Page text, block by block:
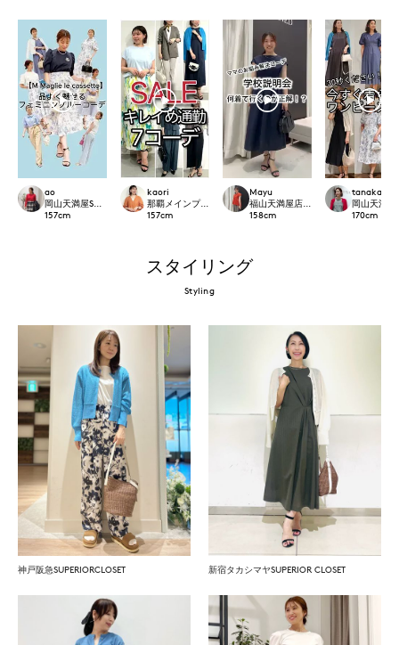
ao
岡山天満屋SUPERIORCLOSET
157cm
kaori
那覇メインプレイスI.T.'S.international
157cm
Mayu
福山天満屋店INED/7-IDconcept./
158cm
tanaka
岡山天満屋
170cm
スタイリング
Styling
神戸阪急SUPERIORCLOSET 新宿タカシマヤSUPERIOR CLOSET